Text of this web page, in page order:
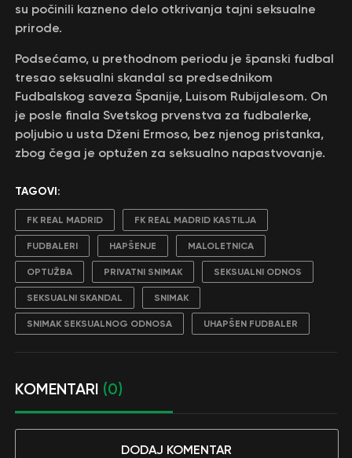
su počinili kazneno delo otkrivanja tajni seksualne
prirode.
Podsećamo, u prethodnom periodu je španski fudbal
tresao seksualni skandal sa predsednikom
Fudbalskog saveza Španije, Luisom Rubijalesom. On
je posle finala Svetskog prvenstva za fudbalerke,
poljubio u usta Dženi Ermoso, bez njenog pristanka,
zbog čega je optužen za seksualno napastvovanje.
TAGOVI:
FK REAL MADRID FK REAL MADRID KASTILJA
FUDBALERI HAPŠENJE MALOLETNICA
OPTUŽBA PRIVATNI SNIMAK SEKSUALNI ODNOS
SEKSUALNI SKANDAL SNIMAK
SNIMAK SEKSUALNOG ODNOSA UHAPŠEN FUDBALER
KOMENTARI (0)
DODAJ KOMENTAR